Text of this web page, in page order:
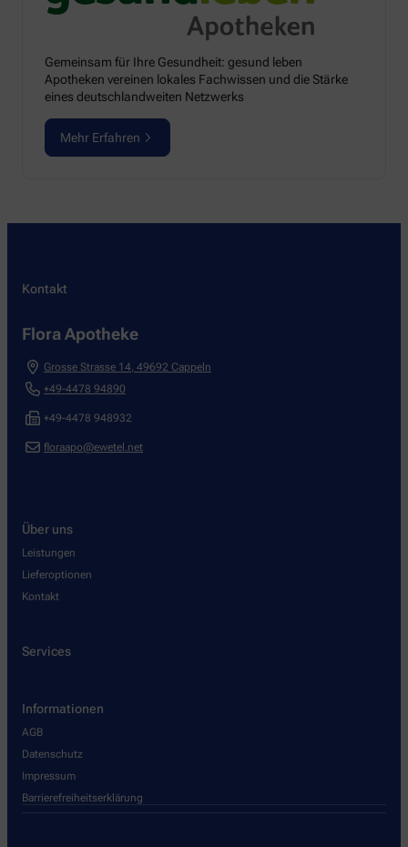
Gemeinsam für Ihre Gesundheit: gesund leben
Apotheken vereinen lokales Fachwissen und die Stärke
eines deutschlandweiten Netzwerks
Mehr Erfahren
Kontakt
Flora Apotheke
Grosse Strasse 14 49692 Cappeln
+49-4478 94890
+49-4478 948932
floraapo@ewetel.net
Über uns
Leistungen
Lieferoptionen
Kontakt
Services
Informationen
AGB
Datenschutz
Impressum
Barrierefreiheitserklärung